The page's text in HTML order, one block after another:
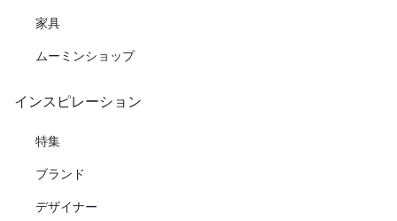
家具
ムーミンショップ
インスピレーション
特集
ブランド
デザイナー